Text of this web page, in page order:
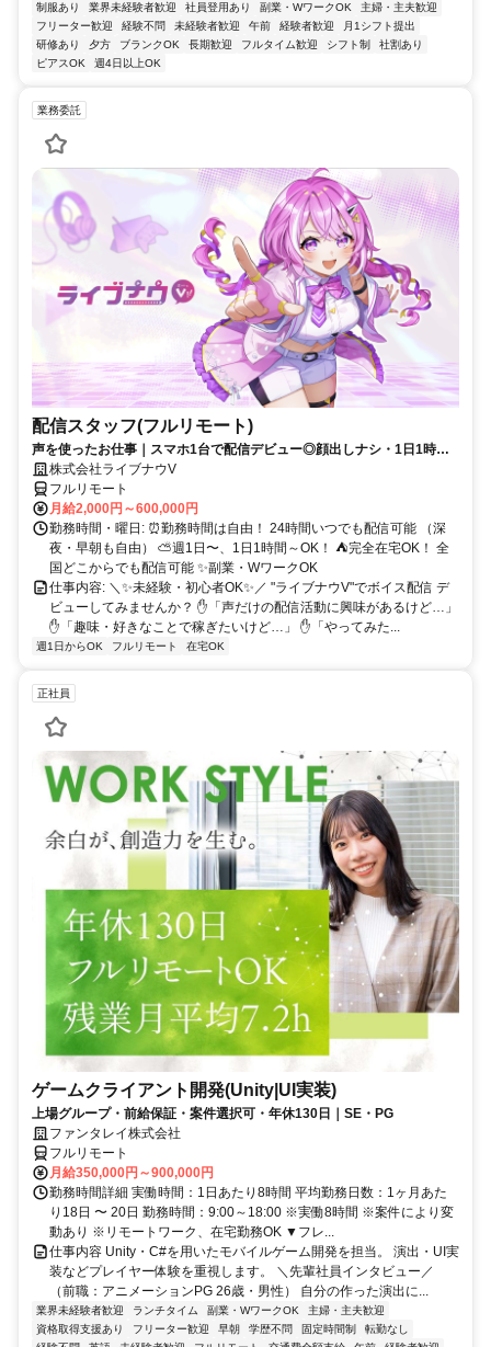
制服あり 業界未経験者歓迎 社員登用あり 副業・WワークOK
主婦・主夫歓迎
フリーター歓迎
経験不問 未経験者歓迎 午前 経験者歓迎
月1シフト提出
研修あり
夕方 ブランクOK 長期歓迎 フルタイム歓迎 シフト制
社割あり
ピアスOK
週4日以上OK
業務委託
配信スタッフ(フルリモート)
声を使ったお仕事｜スマホ1台で配信デビュー◎顔出しナシ・1日1時間
～OK♪
株式会社ライブナウV
フルリモート
月給2,000円～600,000円
勤務時間・曜日: ⏰勤務時間は自由！ 24時間いつでも配信可能 （深
夜・早朝も自由） ⛅週1日〜、1日1時間～OK！ ⛺完全在宅OK！ 全
国どこからでも配信可能 ✨副業・WワークOK
仕事内容: ＼✨未経験・初心者OK✨／ "ライブナウV"でボイス配信 デ
ビューしてみませんか？ ✋「声だけの配信活動に興味があるけど…」
✋「趣味・好きなことで稼ぎたいけど…」 ✋「やってみた...
週1日からOK フルリモート 在宅OK
正社員
ゲームクライアント開発(Unity|UI実装)
上場グループ・前給保証・案件選択可・年休130日｜SE・PG
ファンタレイ株式会社
フルリモート
月給350,000円～900,000円
勤務時間詳細 実働時間：1日あたり8時間 平均勤務日数：1ヶ月あた
り18日 〜 20日 勤務時間：9:00～18:00 ※実働8時間 ※案件により変
動あり ※リモートワーク、在宅勤務OK ▼フレ...
仕事内容 Unity・C#を用いたモバイルゲーム開発を担当。 演出・UI実
装などプレイヤー体験を重視します。 ＼先輩社員インタビュー／
（前職：アニメーションPG 26歳・男性） 自分の作った演出に...
業界未経験者歓迎 ランチタイム 副業・WワークOK
主婦・主夫歓迎
資格取得支援あり
フリーター歓迎 早朝 学歴不問 固定時間制
転勤なし